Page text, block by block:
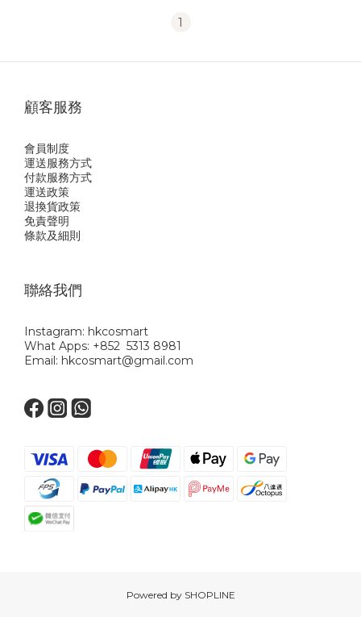
1
顧客服務
會員制度
運送服務方式
付款服務方式
運送政策
退換貨政策
免責聲明
條款及細則
聯絡我們
Instagram: hkcosmart
What Apps: +852 5313 8981
Email: hkcosmart@gmail.com
Powered by SHOPLINE